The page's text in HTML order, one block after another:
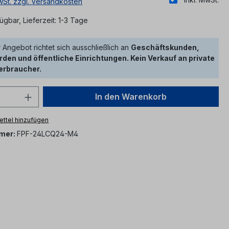
Lieferzeit: 1-3 Tage
Angebot richtet sich ausschließlich an Geschäftskunden,
und öffentliche Einrichtungen. Kein Verkauf an private
Anzahl: Gib den gewünschten Wert
In den Warenkorb
hinzufügen
FPF-24LCQ24-M4